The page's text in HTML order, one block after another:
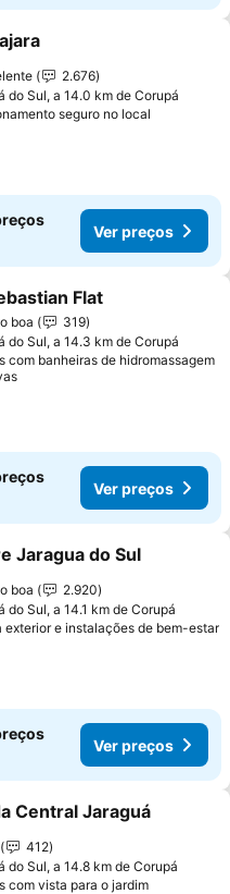
aos favoritos
2.676
do Sul, a 14.0 km de Corupá
seguro no local
Ver preços
aos favoritos
Flat
boa
319
do Sul, a 14.3 km de Corupá
com banheiras de hidromassagem
Ver preços
aos favoritos
Jaragua do Sul
boa
2.920
do Sul, a 14.1 km de Corupá
exterior e instalações de bem-estar
Ver preços
aos favoritos
Central Jaraguá
412
do Sul, a 14.8 km de Corupá
com vista para o jardim